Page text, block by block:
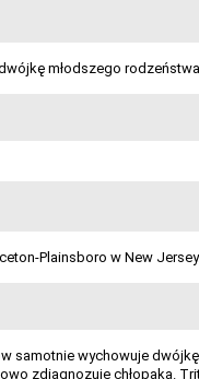
młodszego
Plainsboro w New
samotnie wychowuje
zdiagnozuje chłopaka.